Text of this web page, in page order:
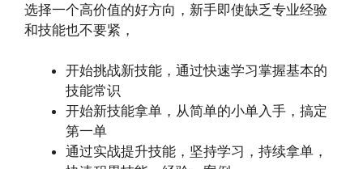
选择一个高价值的好方向，新手即使缺乏专业经验
和技能也不要紧，
开始挑战新技能，通过快速学习掌握基本的
技能常识
开始新技能拿单，从简单的小单入手，搞定
第一单
通过实战提升技能，坚持学习，持续拿单，